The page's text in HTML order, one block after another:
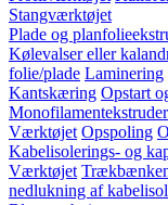
Stangværktøjet
Plade og
Kølevalser eller
folie/plade Laminering
Kantskæring Opstart
Værktøjet Opspoling
Kabelisolerings- og
Værktøjet
nedlukning af